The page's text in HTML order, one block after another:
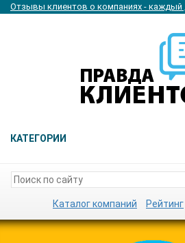
Отзывы клиентов о компаниях - каждый
КАТЕГОРИИ
Каталог компаний Рейтинг